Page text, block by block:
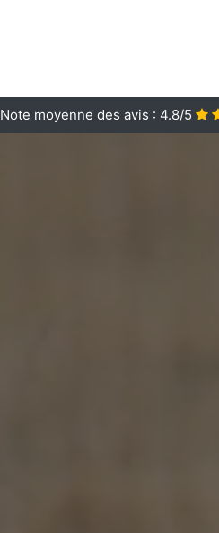
Note moyenne des avis : 4.8/5